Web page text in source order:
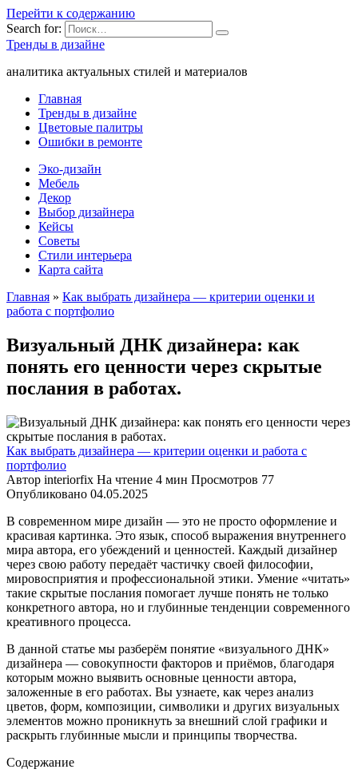
Перейти к содержанию
Search for:
Тренды в дизайне
аналитика актуальных стилей и материалов
Главная
Тренды в дизайне
Цветовые палитры
Ошибки в ремонте
Эко-дизайн
Мебель
Декор
Выбор дизайнера
Кейсы
Советы
Стили интерьера
Карта сайта
Главная » Как выбрать дизайнера — критерии оценки и
работа с портфолио
Визуальный ДНК дизайнера: как
понять его ценности через скрытые
послания в работах.
Как выбрать дизайнера — критерии оценки и работа с
портфолио
Автор interiorfix На чтение 4 мин Просмотров 77
Опубликовано 04.05.2025
В современном мире дизайн — это не просто оформление и
красивая картинка. Это язык, способ выражения внутреннего
мира автора, его убеждений и ценностей. Каждый дизайнер
через свою работу передаёт частичку своей философии,
мировосприятия и профессиональной этики. Умение «читать»
такие скрытые послания помогает лучше понять не только
конкретного автора, но и глубинные тенденции современного
креативного процесса.
В данной статье мы разберём понятие «визуального ДНК»
дизайнера — совокупности факторов и приёмов, благодаря
которым можно выявить основные ценности автора,
заложенные в его работах. Вы узнаете, как через анализ
цветов, форм, композиции, символики и других визуальных
элементов можно проникнуть за внешний слой графики и
раскрыть глубинные мысли и принципы творчества.
Содержание